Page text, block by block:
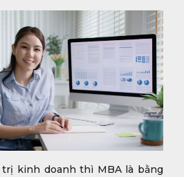
kinh doanh thì MBA là bằng